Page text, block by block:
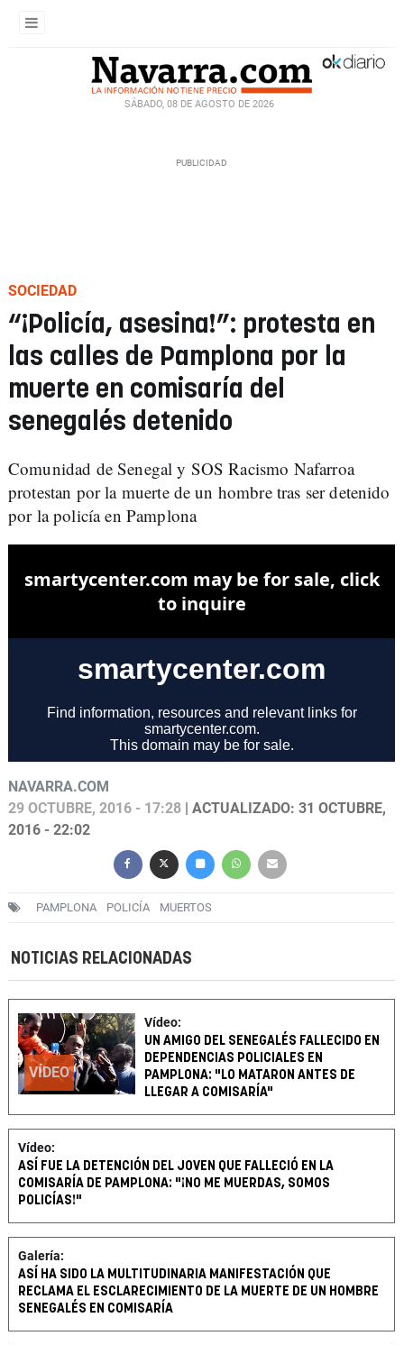
SÁBADO, 08 DE AGOSTO DE 2026
SOCIEDAD
“¡Policía, asesina!”: protesta en
las calles de Pamplona por la
muerte en comisaría del
senegalés detenido
Comunidad de Senegal y SOS Racismo Nafarroa
protestan por la muerte de un hombre tras ser detenido
por la policía en Pamplona
NAVARRA.COM
29 OCTUBRE, 2016 - 17:28 | ACTUALIZADO: 31 OCTUBRE,
2016 - 22:02
PAMPLONA POLICÍA MUERTOS
NOTICIAS RELACIONADAS
VÍDEO
Vídeo:
UN AMIGO DEL SENEGALÉS FALLECIDO EN
DEPENDENCIAS POLICIALES EN
PAMPLONA: "LO MATARON ANTES DE
LLEGAR A COMISARÍA"
Vídeo:
ASÍ FUE LA DETENCIÓN DEL JOVEN QUE FALLECIÓ EN LA
COMISARÍA DE PAMPLONA: "¡NO ME MUERDAS, SOMOS
POLICÍAS!"
Galería:
ASÍ HA SIDO LA MULTITUDINARIA MANIFESTACIÓN QUE
RECLAMA EL ESCLARECIMIENTO DE LA MUERTE DE UN HOMBRE
SENEGALÉS EN COMISARÍA